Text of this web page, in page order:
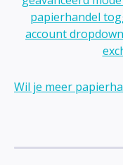
Wil je meer